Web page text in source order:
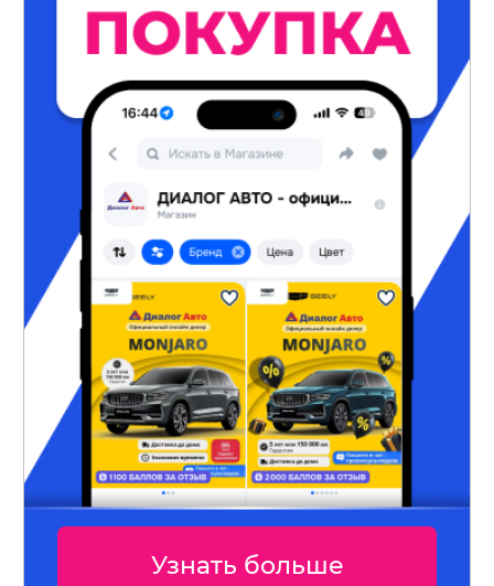
Узнать больше